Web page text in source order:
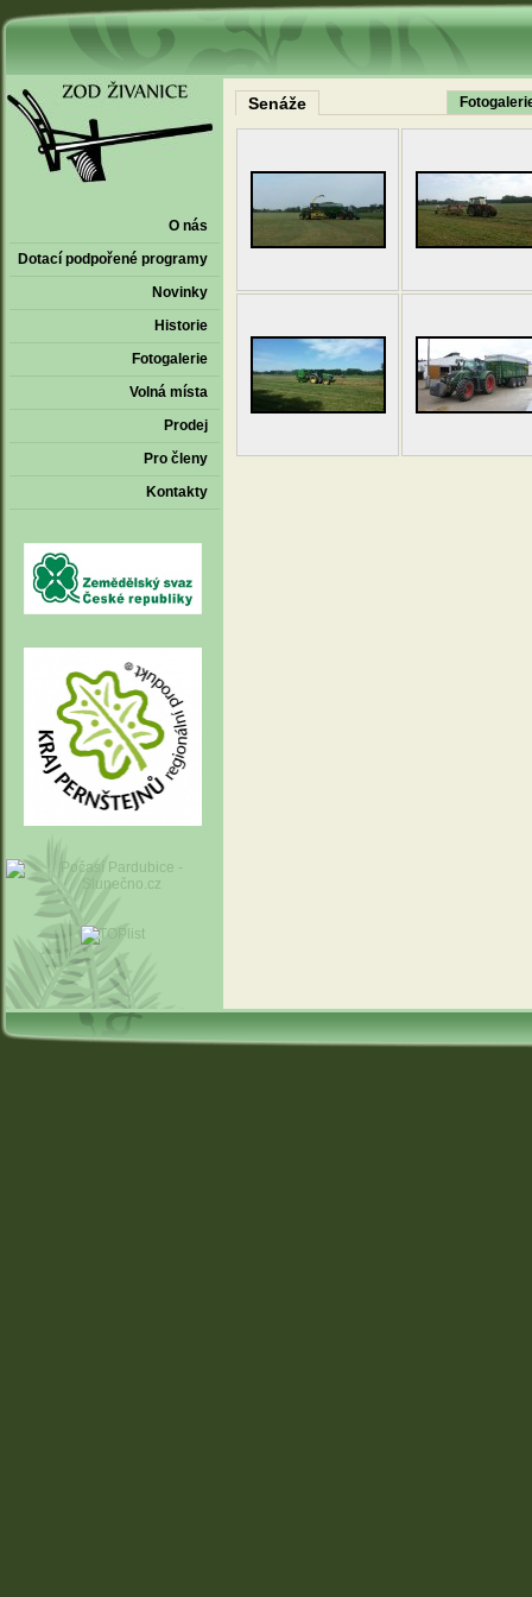
O nás
Dotací podpořené programy
Novinky
Historie
Fotogalerie
Volná místa
Prodej
Pro členy
Kontakty
Senáže